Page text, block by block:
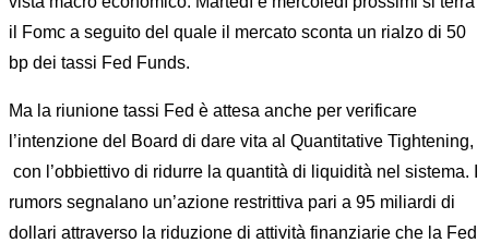
il Fomc a seguito del quale il mercato sconta un rialzo di 50
bp dei tassi Fed Funds.
Ma la riunione tassi Fed è attesa anche per verificare
l’intenzione del Board di dare vita al Quantitative Tightening,
con l’obbiettivo di ridurre la quantità di liquidità nel sistema. I
rumors segnalano un’azione restrittiva pari a 95 miliardi di
dollari attraverso la riduzione di attività finanziarie che la Fed